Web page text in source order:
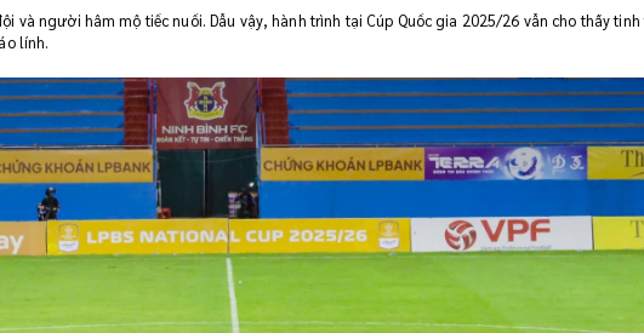
và người hâm mộ tiếc nuối. Dẫu vậy, hành trình tại Cúp Quốc gia 2025/26 vẫn cho thấy
lính.